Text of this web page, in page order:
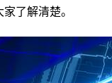
了解清楚。